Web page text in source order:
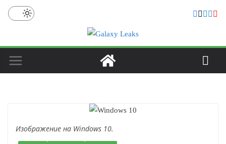
Skip
Изображение на Windows 10.